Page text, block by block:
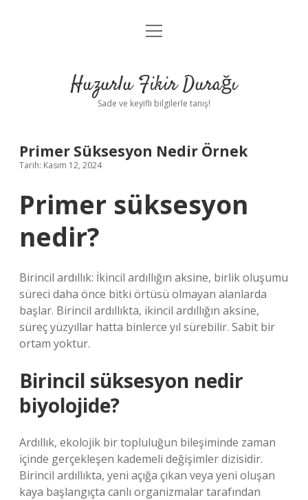
Anasayfa
Yasal Uyarı
menüyü
Huzurlu Fikir Durağı
Sade ve keyifli bilgilerle tanış!
Primer Süksesyon Nedir Örnek
Tarih: Kasım 12, 2024
Primer süksesyon
nedir?
Birincil ardıllık: İkincil ardıllığın aksine, birlik oluşumu
süreci daha önce bitki örtüsü olmayan alanlarda
başlar. Birincil ardıllıkta, ikincil ardıllığın aksine,
süreç yüzyıllar hatta binlerce yıl sürebilir. Sabit bir
ortam yoktur.
Birincil süksesyon nedir
biyolojide?
Ardıllık, ekolojik bir topluluğun bileşiminde zaman
içinde gerçekleşen kademeli değişimler dizisidir.
Birincil ardıllıkta, yeni açığa çıkan veya yeni oluşan
kaya başlangıçta canlı organizmalar tarafından